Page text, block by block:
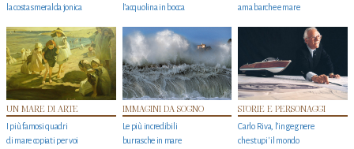
la costa smeralda jonica
l’acquolina in bocca
ama barche e mare
UN MARE DI ARTE
I più famosi quadri
di mare copiati per voi
IMMAGINI DA SOGNO
Le più incredibili
burrasche in mare
STORIE E PERSONAGGI
Carlo Riva, l’ingegnere
che stupi' il mondo